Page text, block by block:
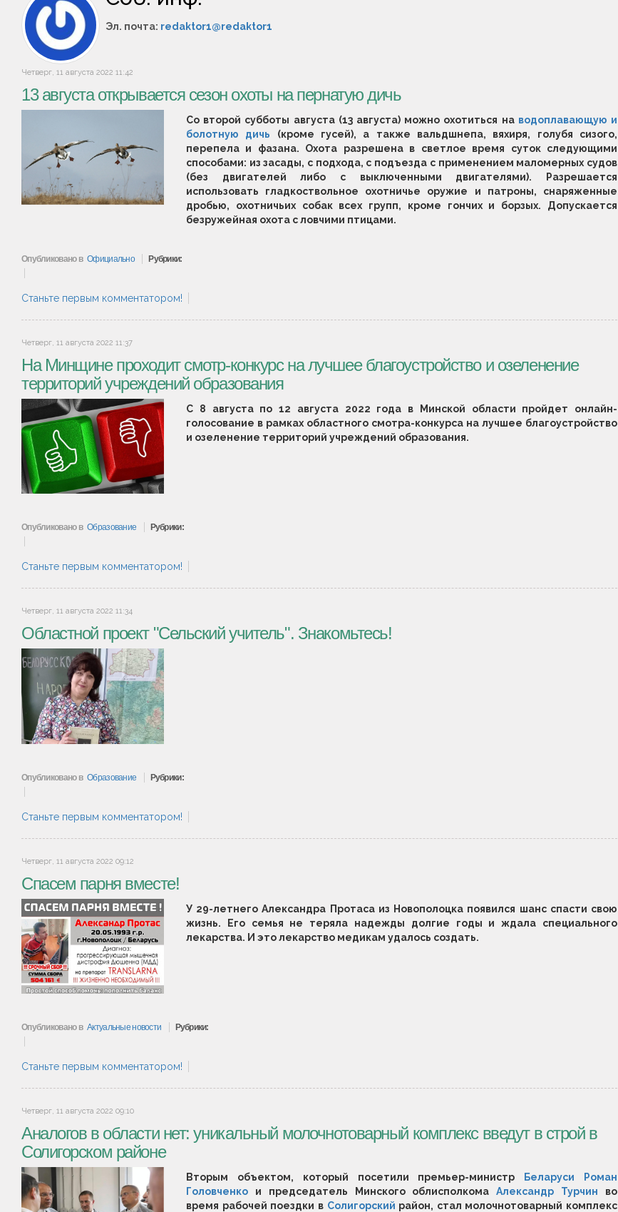
Эл. почта: redaktor1@redaktor1
Четверг, 11 августа 2022 11:42
13 августа открывается сезон охоты на пернатую дичь
Со второй субботы августа (13 августа) можно охотиться на водоплавающую и
болотную дичь (кроме гусей), а также вальдшнепа, вяхиря, голубя сизого,
перепела и фазана. Охота разрешена в светлое время суток следующими
способами: из засады, с подхода, с подъезда с применением маломерных судов
(без двигателей либо с выключенными двигателями). Разрешается
использовать гладкоствольное охотничье оружие и патроны, снаряженные
дробью, охотничьих собак всех групп, кроме гончих и борзых. Допускается
безружейная охота с ловчими птицами.
Опубликовано в Официально Рубрики:
Станьте первым комментатором!
Четверг, 11 августа 2022 11:37
На Минщине проходит смотр-конкурс на лучшее благоустройство и озеленение
территорий учреждений образования
С 8 августа по 12 августа 2022 года в Минской области пройдет онлайн-
голосование в рамках областного смотра-конкурса на лучшее благоустройство
и озеленение территорий учреждений образования.
Опубликовано в Образование Рубрики:
Станьте первым комментатором!
Четверг, 11 августа 2022 11:34
Областной проект "Сельский учитель". Знакомьтесь!
Опубликовано в Образование Рубрики:
Станьте первым комментатором!
Четверг, 11 августа 2022 09:12
Спасем парня вместе!
У 29-летнего Александра Протаса из Новополоцка появился шанс спасти свою
жизнь. Его семья не теряла надежды долгие годы и ждала специального
лекарства. И это лекарство медикам удалось создать.
Опубликовано в Актуальные новости Рубрики:
Станьте первым комментатором!
Четверг, 11 августа 2022 09:10
Аналогов в области нет: уникальный молочнотоварный комплекс введут в строй в
Солигорском районе
Вторым объектом, который посетили премьер-министр Беларуси
Роман
Головченко и председатель Минского облисполкомаАлександр Турчин во
время рабочей поездки в Солигорский район, стал молочнотоварный комплекс